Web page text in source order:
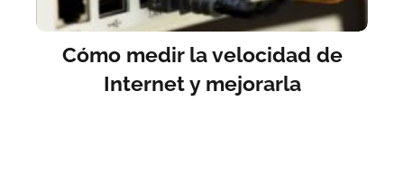
Cómo medir la velocidad de
Internet y mejorarla